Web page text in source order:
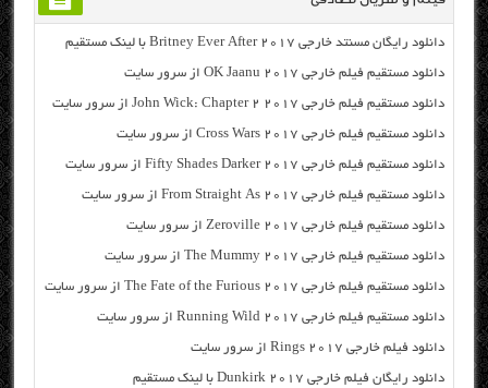
دانلود رایگان مسنتد خارجی Britney Ever After 2017 با لینک مستقیم
دانلود مستقیم فیلم خارجی OK Jaanu 2017 از سرور سایت
دانلود مستقیم فیلم خارجی John Wick: Chapter 2 2017 از سرور سایت
دانلود مستقیم فیلم خارجی Cross Wars 2017 از سرور سایت
دانلود مستقیم فیلم خارجی Fifty Shades Darker 2017 از سرور سایت
دانلود مستقیم فیلم خارجی From Straight As 2017 از سرور سایت
دانلود مستقیم فیلم خارجی Zeroville 2017 از سرور سایت
دانلود مستقیم فیلم خارجی The Mummy 2017 از سرور سایت
دانلود مستقیم فیلم خارجی The Fate of the Furious 2017 از سرور سایت
دانلود مستقیم فیلم خارجی Running Wild 2017 از سرور سایت
دانلود فیلم خارجی Rings 2017 از سرور سایت
دانلود رایگان فیلم خارجی Dunkirk 2017 با لینک مستقیم